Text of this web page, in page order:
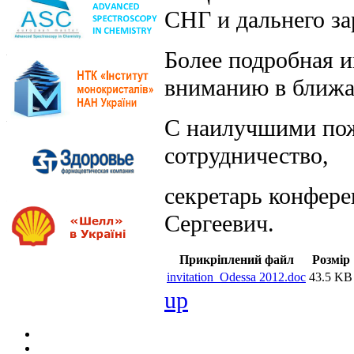
СНГ и дальнего
Более подробная
вниманию в
С наилучшими
сотрудничество,
секретарь
Сергеевич.
Прикріплений файл
Розмір
invitation_Odessa 2012.doc 43.5 KB
up